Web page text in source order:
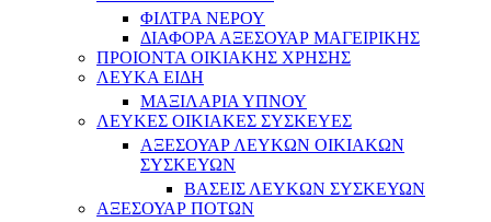
ΦΙΛΤΡΑ ΝΕΡΟΥ
ΔΙΑΦΟΡΑ ΑΞΕΣΟΥΑΡ ΜΑΓΕΙΡΙΚΗΣ
ΠΡΟΙΟΝΤΑ ΟΙΚΙΑΚΗΣ ΧΡΗΣΗΣ
ΛΕΥΚΑ ΕΙΔΗ
ΜΑΞΙΛΑΡΙΑ ΥΠΝΟΥ
ΛΕΥΚΕΣ ΟΙΚΙΑΚΕΣ ΣΥΣΚΕΥΕΣ
ΑΞΕΣΟΥΑΡ ΛΕΥΚΩΝ ΟΙΚΙΑΚΩΝ
ΣΥΣΚΕΥΩΝ
ΒΑΣΕΙΣ ΛΕΥΚΩΝ ΣΥΣΚΕΥΩΝ
ΑΞΕΣΟΥΑΡ ΠΟΤΩΝ